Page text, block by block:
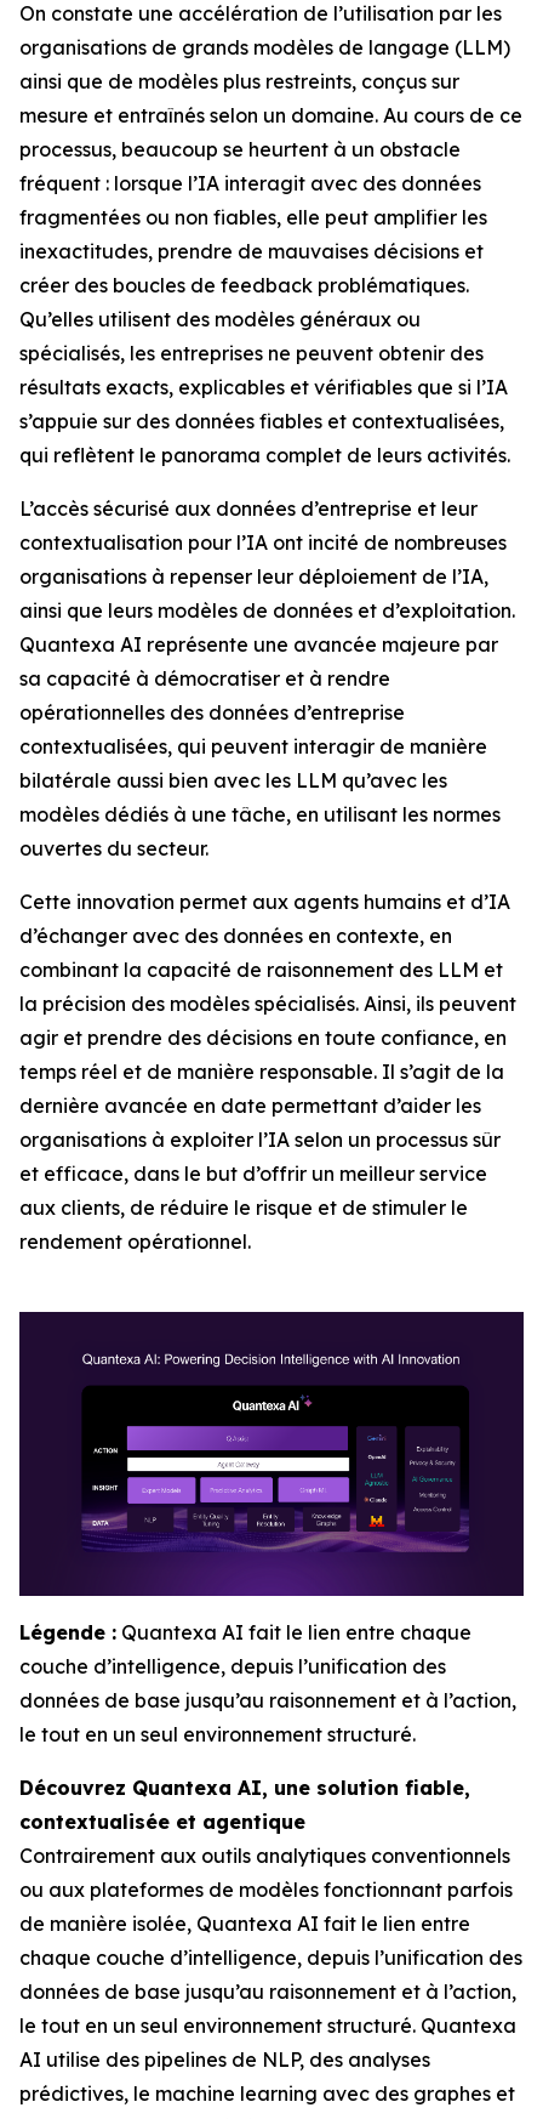
On constate une accélération de l’utilisation par les
organisations de grands modèles de langage (LLM)
ainsi que de modèles plus restreints, conçus sur
mesure et entraînés selon un domaine. Au cours de ce
processus, beaucoup se heurtent à un obstacle
fréquent : lorsque l’IA interagit avec des données
fragmentées ou non fiables, elle peut amplifier les
inexactitudes, prendre de mauvaises décisions et
créer des boucles de feedback problématiques.
Qu’elles utilisent des modèles généraux ou
spécialisés, les entreprises ne peuvent obtenir des
résultats exacts, explicables et vérifiables que si l’IA
s’appuie sur des données fiables et contextualisées,
qui reflètent le panorama complet de leurs activités.
L’accès sécurisé aux données d’entreprise et leur
contextualisation pour l’IA ont incité de nombreuses
organisations à repenser leur déploiement de l’IA,
ainsi que leurs modèles de données et d’exploitation.
Quantexa AI représente une avancée majeure par
sa capacité à démocratiser et à rendre
opérationnelles des données d’entreprise
contextualisées, qui peuvent interagir de manière
bilatérale aussi bien avec les LLM qu’avec les
modèles dédiés à une tâche, en utilisant les normes
ouvertes du secteur.
Cette innovation permet aux agents humains et d’IA
d’échanger avec des données en contexte, en
combinant la capacité de raisonnement des LLM et
la précision des modèles spécialisés. Ainsi, ils peuvent
agir et prendre des décisions en toute confiance, en
temps réel et de manière responsable. Il s’agit de la
dernière avancée en date permettant d’aider les
organisations à exploiter l’IA selon un processus sûr
et efficace, dans le but d’offrir un meilleur service
aux clients, de réduire le risque et de stimuler le
rendement opérationnel.
Légende : Quantexa AI fait le lien entre chaque
couche d’intelligence, depuis l’unification des
données de base jusqu’au raisonnement et à l’action,
le tout en un seul environnement structuré.
Découvrez Quantexa AI, une solution fiable,
contextualisée et agentique
Contrairement aux outils analytiques conventionnels
ou aux plateformes de modèles fonctionnant parfois
de manière isolée, Quantexa AI fait le lien entre
chaque couche d’intelligence, depuis l’unification des
données de base jusqu’au raisonnement et à l’action,
le tout en un seul environnement structuré. Quantexa
AI utilise des pipelines de NLP, des analyses
prédictives, le machine learning avec des graphes et